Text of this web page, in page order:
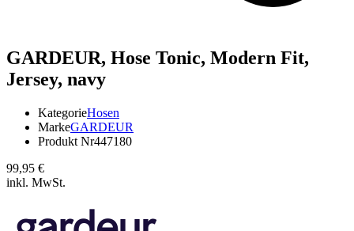
GARDEUR, Hose Tonic, Modern Fit,
Jersey, navy
KategorieHosen
MarkeGARDEUR
Produkt Nr447180
99,95 €
inkl. MwSt.